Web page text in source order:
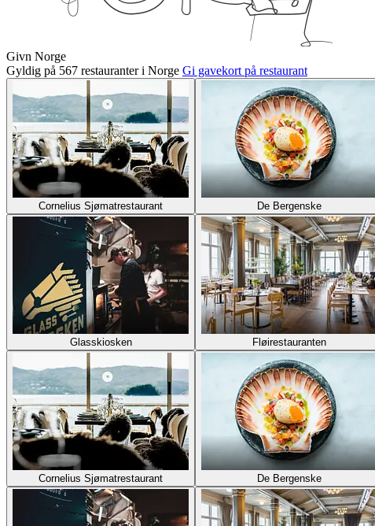
Givn Norge
Gyldig på 567 restauranter i Norge Gi gavekort på restaurant
Cornelius Sjømatrestaurant De Bergenske
Glasskiosken Fløirestauranten
Cornelius Sjømatrestaurant De Bergenske